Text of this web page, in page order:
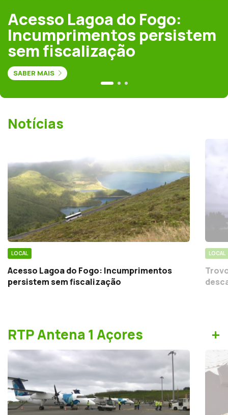
Acesso Lagoa do Fogo:
Incumprimentos persistem
sem fiscalização
SABER MAIS
Notícias
LOCAL
Acesso Lagoa do Fogo: Incumprimentos
persistem sem fiscalização
LOCAL
RTP Antena 1 Açores +